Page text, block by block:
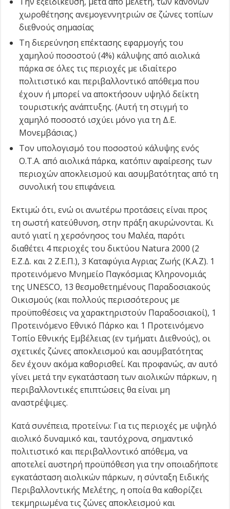
χωροθέτησης ανεμογεννητριών σε ζώνες τοπίων
διεθνούς σημασίας
Τη διερεύνηση επέκτασης εφαρμογής του
χαμηλού ποσοστού (4%) κάλυψης από αιολικά
πάρκα σε όλες τις περιοχές με ιδιαίτερο
πολιτιστικό και περιβαλλοντικό απόθεμα που
έχουν ή μπορεί να αποκτήσουν υψηλό δείκτη
τουριστικής ανάπτυξης. (Αυτή τη στιγμή το
χαμηλό ποσοστό ισχύει μόνο για τη Δ.Ε.
Μονεμβάσιας.)
Τον υπολογισμό του ποσοστού κάλυψης ενός
Ο.Τ.Α. από αιολικά πάρκα, κατόπιν αφαίρεσης των
περιοχών αποκλεισμού και ασυμβατότητας από τη
συνολική του επιφάνεια.
Εκτιμώ ότι, ενώ οι ανωτέρω προτάσεις είναι προς
τη σωστή κατεύθυνση, στην πράξη ακυρώνονται. Κι
αυτό γιατί η χερσόνησος του Μαλέα, παρότι
διαθέτει 4 περιοχές του δικτύου Natura 2000 (2
Ε.Ζ.Δ. και 2 Ζ.Ε.Π.), 3 Καταφύγια Αγριας Ζωής (Κ.Α.Ζ). 1
προτεινόμενο Μνημείο Παγκόσμιας Κληρονομιάς
της UNESCO, 13 θεσμοθετημένους Παραδοσιακούς
Οικισμούς (και πολλούς περισσότερους με
προϋποθέσεις να χαρακτηριστούν Παραδοσιακοί), 1
Προτεινόμενο Εθνικό Πάρκο και 1 Προτεινόμενο
Τοπίο Εθνικής Εμβέλειας (εν τμήματι Διεθνούς), οι
σχετικές ζώνες αποκλεισμού και ασυμβατότητας
δεν έχουν ακόμα καθορισθεί. Και προφανώς, αν αυτό
γίνει μετά την εγκατάσταση των αιολικών πάρκων, η
περιβαλλοντικές επιπτώσεις θα είναι μη
αναστρέψιμες.
Κατά συνέπεια, προτείνω: Για τις περιοχές με υψηλό
αιολικό δυναμικό και, ταυτόχρονα, σημαντικό
πολιτιστικό και περιβαλλοντικό απόθεμα, να
αποτελεί αυστηρή προϋπόθεση για την οποιαδήποτε
εγκατάσταση αιολικών πάρκων, η σύνταξη Ειδικής
Περιβαλλοντικής Μελέτης, η οποία θα καθορίζει
τεκμηριωμένα τις ζώνες αποκλεισμού και